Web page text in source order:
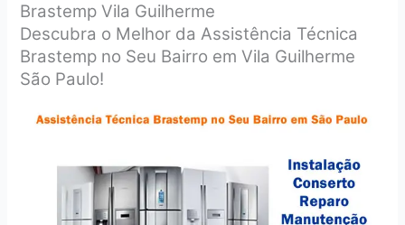
Brastemp Vila Guilherme
Descubra o Melhor da Assistência Técnica
Brastemp no Seu Bairro em Vila Guilherme
São Paulo!